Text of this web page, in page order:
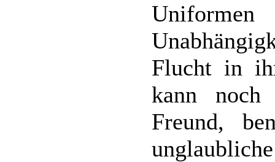
Flucht in
kann noch
Freund,